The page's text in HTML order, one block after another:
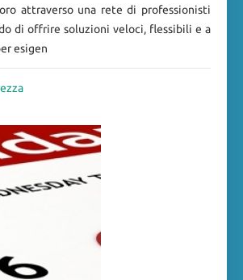
attraverso una rete di professionisti
di offrire soluzioni veloci, flessibili e a
esigen